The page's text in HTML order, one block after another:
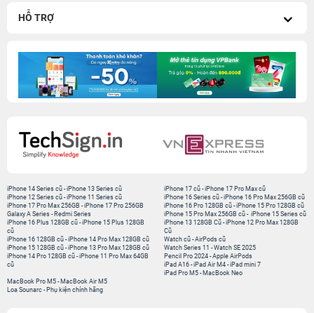
HỖ TRỢ
iPhone 14 Series cũ -iPhone 13 Series cũ
iPhone 12 Series cũ -iPhone 11 Series cũ
iPhone 17 Pro Max 256GB -iPhone 17 Pro 256GB
Galaxy A Series - Redmi Series
iPhone 17 cũ -iPhone 17 Pro Max cũ
iPhone 16 Series cũ - iPhone 16 Pro Max 256GB cũ
iPhone 16 Pro 128GB cũ -iPhone 15 Pro 128GB cũ
iPhone 15 Pro Max 256GB cũ - iPhone 15 Series cũ
iPhone 16 Plus 128GB cũ -iPhone 15 Plus 128GB
cũ
iPhone 16 128GB cũ -iPhone 14 Pro Max 128GB cũ
iPhone 15 128GB cũ -iPhone 13 Pro Max 128GB cũ
iPhone 14 Pro 128GB cũ -iPhone 11 Pro Max 64GB
cũ
iPhone 13 128GB Cũ -iPhone 12 Pro Max 128GB
Cũ
Watch cũ -AirPods cũ
Watch Series 11 -Watch SE 2025
Pencil Pro 2024 -Apple AirPods
iPad A16 -iPad Air M4 -iPad mini 7
iPad Pro M5 - MacBook Neo
MacBook Pro M5 - MacBook Air M5
Loa Sounarc - Phụ kiện chính hãng